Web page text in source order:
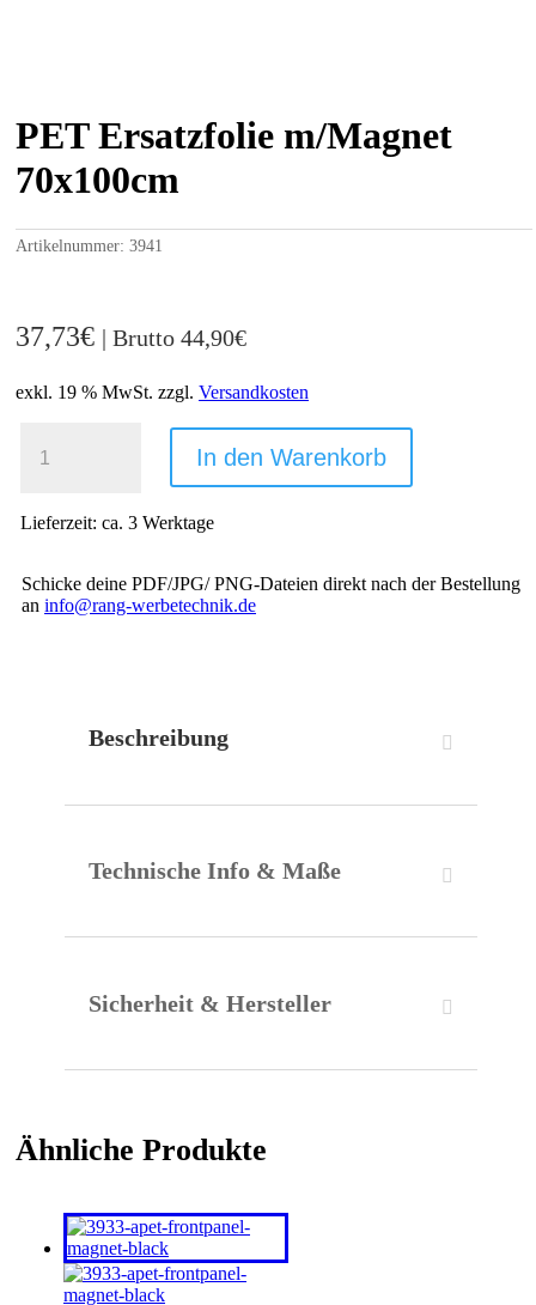
PET Ersatzfolie m/Magnet
70x100cm
Artikelnummer: 3941
37,73€ | Brutto 44,90€
exkl. 19 % MwSt. zzgl. Versandkosten
ERSATZFOLIE
MENGE
In den Warenkorb
Lieferzeit:ca. 3 Werktage
Schicke deine PDF/JPG/ PNG-Dateien direkt nach der Bestellung
an info@rang-werbetechnik.de
Beschreibung
Technische Info & Maße
Sicherheit & Hersteller
Ähnliche Produkte